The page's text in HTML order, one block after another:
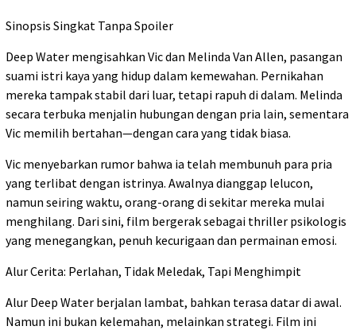
Sinopsis Singkat Tanpa Spoiler
Deep Water mengisahkan Vic dan Melinda Van Allen, pasangan
suami istri kaya yang hidup dalam kemewahan. Pernikahan
mereka tampak stabil dari luar, tetapi rapuh di dalam. Melinda
secara terbuka menjalin hubungan dengan pria lain, sementara
Vic memilih bertahan—dengan cara yang tidak biasa.
Vic menyebarkan rumor bahwa ia telah membunuh para pria
yang terlibat dengan istrinya. Awalnya dianggap lelucon,
namun seiring waktu, orang-orang di sekitar mereka mulai
menghilang. Dari sini, film bergerak sebagai thriller psikologis
yang menegangkan, penuh kecurigaan dan permainan emosi.
Alur Cerita: Perlahan, Tidak Meledak, Tapi Menghimpit
Alur Deep Water berjalan lambat, bahkan terasa datar di awal.
Namun ini bukan kelemahan, melainkan strategi. Film ini